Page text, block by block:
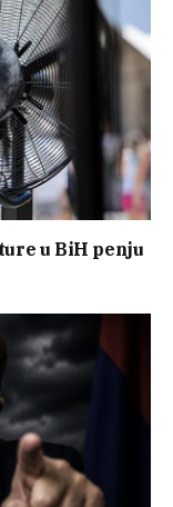
u BiH penju